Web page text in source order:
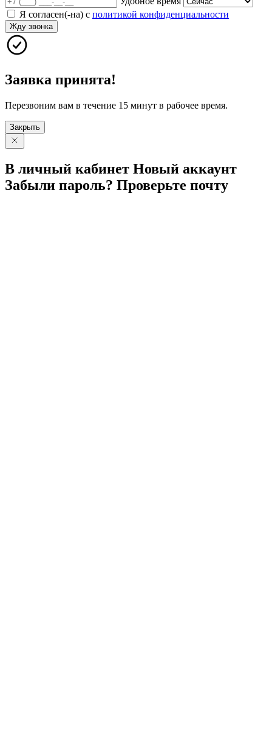
Я согласен(-на) с политикой конфиденциальности
Жду звонка
Заявка принята!
Перезвоним вам в течение 15 минут в рабочее время.
Закрыть
В личный кабинет Новый аккаунт
Забыли пароль? Проверьте почту